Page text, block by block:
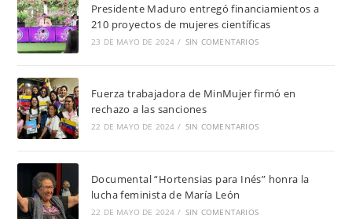
Presidente Maduro entregó financiamientos a
210 proyectos de mujeres científicas
23 DE MAYO DE 2024 / SIN COMENTARIOS
Fuerza trabajadora de MinMujer firmó en
rechazo a las sanciones
22 DE MAYO DE 2024 / SIN COMENTARIOS
Documental “Hortensias para Inés” honra la
lucha feminista de María León
22 DE MAYO DE 2024 / SIN COMENTARIOS